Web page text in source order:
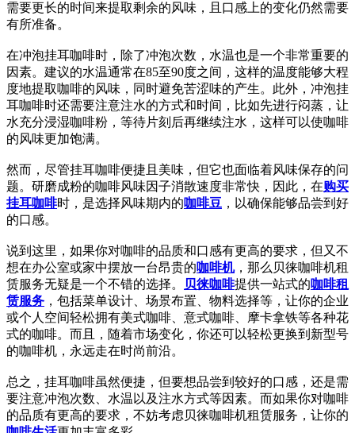
需要更长的时间来提取剩余的风味，且口感上的变化仍然需要
有所准备。
在冲泡挂耳咖啡时，除了冲泡次数，水温也是一个非常重要的
因素。建议的水温通常在85至90度之间，这样的温度能够大程
度地提取咖啡的风味，同时避免苦涩味的产生。此外，冲泡挂
耳咖啡时还需要注意注水的方式和时间，比如先进行闷蒸，让
水充分浸湿咖啡粉，等待片刻后再继续注水，这样可以使咖啡
的风味更加饱满。
然而，尽管挂耳咖啡便捷且美味，但它也面临着风味保存的问
题。研磨成粉的咖啡风味因子消散速度非常快，因此，在购买
挂耳咖啡时，是选择风味期内的咖啡豆 ，以确保能够品尝到好
的口感。
说到这里，如果你对咖啡的品质和口感有更高的要求，但又不
想在办公室或家中摆放一台昂贵的咖啡机，那么贝徕咖啡机租
赁服务无疑是一个不错的选择。
贝徕咖啡提供一站式的咖啡租
赁服务 ，包括菜单设计、场景布置、物料选择等，让你的企业
或个人空间轻松拥有美式咖啡、意式咖啡、摩卡拿铁等各种花
式的咖啡。而且，随着市场变化，你还可以轻松更换到新型号
的咖啡机，永远走在时尚前沿。
总之，挂耳咖啡虽然便捷，但要想品尝到较好的口感，还是需
要注意冲泡次数、水温以及注水方式等因素。而如果你对咖啡
的品质有更高的要求，不妨考虑贝徕咖啡机租赁服务，让你的